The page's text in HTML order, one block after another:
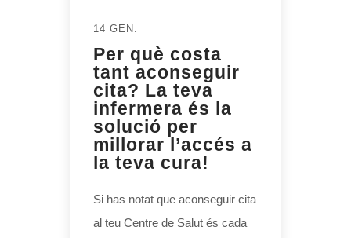
14 GEN.
Per què costa
tant aconseguir
cita? La teva
infermera és la
solució per
millorar l’accés a
la teva cura!
Si has notat que aconseguir cita
al teu Centre de Salut és cada